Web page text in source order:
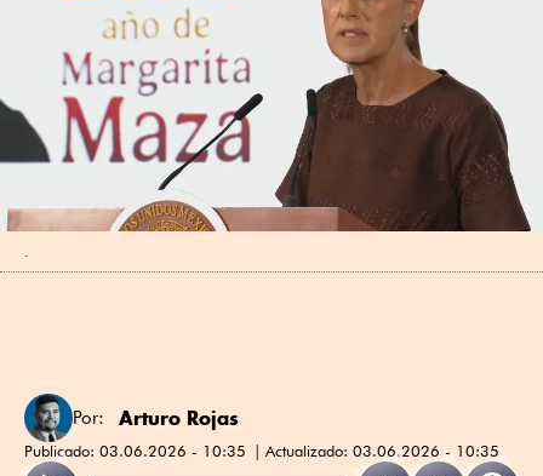
Por: Arturo Rojas
Publicado: 03.06.2026 - 10:35 Actualizado: 03.06.2026 - 10:35